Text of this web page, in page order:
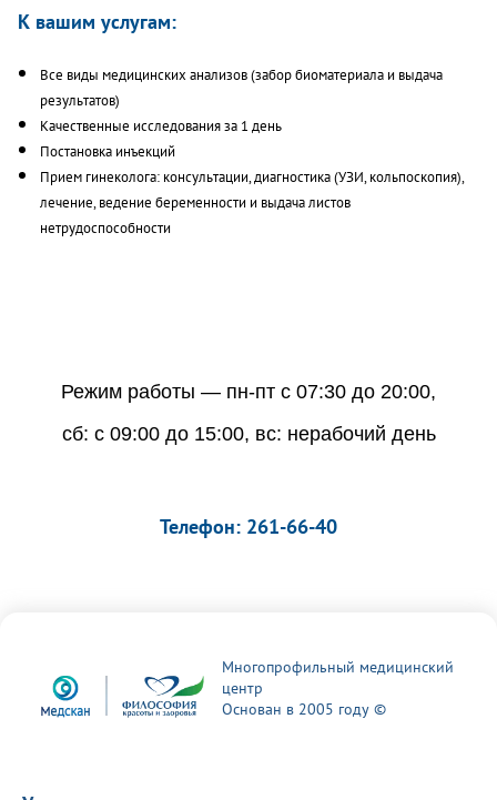
К вашим услугам:
Все виды медицинских анализов (забор биоматериала и выдача
результатов)
Качественные исследования за 1 день
Постановка инъекций
Прием гинеколога: консультации, диагностика (УЗИ, кольпоскопия),
лечение, ведение беременности и выдача листов
нетрудоспособности
Режим работы — пн-пт с 07:30 до 20:00,
сб: с 09:00 до 15:00, вс: нерабочий день
Телефон: 261-66-40
Многопрофильный медицинский
центр
Основан в 2005 году ©